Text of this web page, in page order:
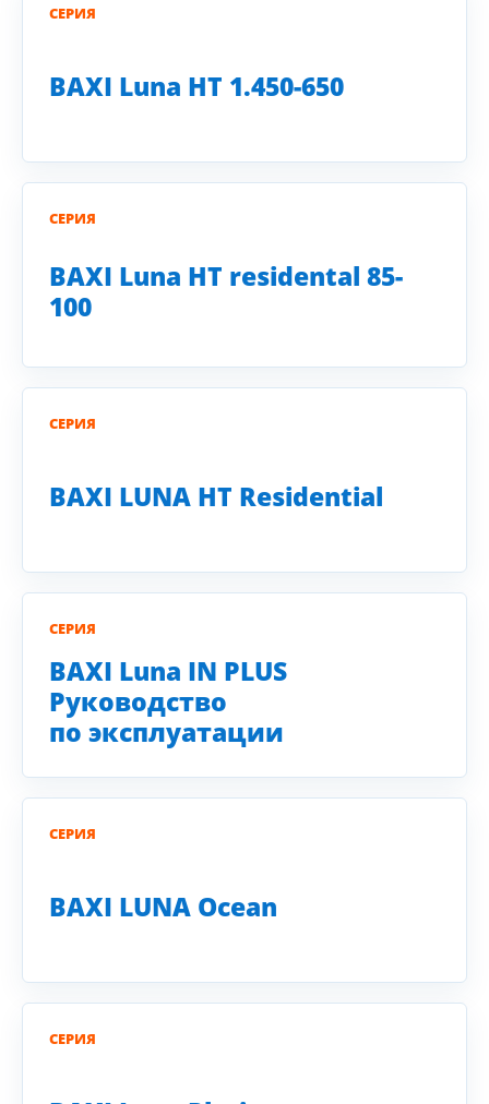
СЕРИЯ
BAXI Luna HT 1.450-650
СЕРИЯ
BAXI Luna HT residental 85-
100
СЕРИЯ
BAXI LUNA HT Residential
СЕРИЯ
BAXI Luna IN PLUS
Руководство
по эксплуатации
СЕРИЯ
BAXI LUNA Ocean
СЕРИЯ